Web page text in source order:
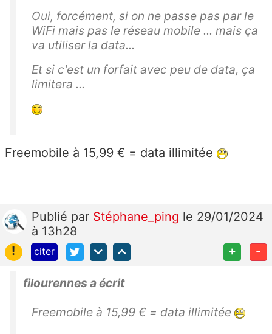
Oui, forcément, si on ne passe pas par le
WiFi mais pas le réseau mobile ... mais ça
va utiliser la data...
Et si c'est un forfait avec peu de data, ça
limitera ...
Freemobile à 15,99 € = data illimitée
Publié par Stéphane_ping le 29/01/2024
à 13h28
!
citer + -
filourennes a écrit
Freemobile à 15,99 € = data illimitée